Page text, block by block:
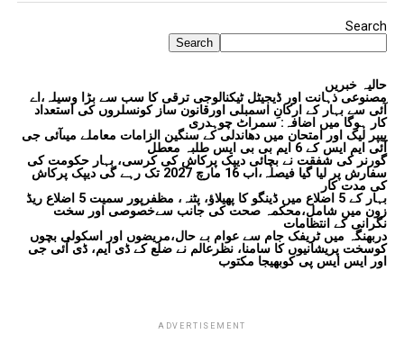
Search
Search
حالیہ خبریں
مصنوعی ذہانت اور ڈیجیٹل ٹیکنالوجی ترقی کا سب سے بڑا وسیلہ،اے
آئی سے بہار کے ارکانِ اسمبلی اورقانون ساز کونسلروں کی استعداد
کار ہوگا میں اضافہ: سمراٹ چوہدری
پیپر لیک اور امتحان میں دھاندلی کے سنگین الزامات معاملے میںآئی جی
آئی ایم ایس کے 6 ایم بی بی ایس طلبہ معطل
گورنر کی شفقت نے بچائی دیپک پرکاش کی کرسی، بہار حکومت کی
سفارش پر لیا گیا فیصلہ،اب 16 مارچ 2027 تک رہے گی دیپک پرکاش
کی مدت کار
بہار کے 5 اضلاع میں ڈینگو کا پھیلاؤ، پٹنہ، مظفرپور سمیت 5 اضلاع ریڈ
زون میں شامل،محکمہ صحت کی جانب سےخصوصی اور سخت
نگرانی کے انتظامات
دربھنگہ میں ٹریفک جام سے عوام بے حال،مریضوں اور اسکولی بچوں
کوسخت پریشانیوں کا سامنا، نظرعالم نے ضلع کے ڈی ایم، ڈی آئی جی
اور ایس ایس پی کوبھیجا مکتوب
ADVERTISEMENT